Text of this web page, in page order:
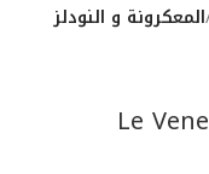
المعكرونة و النودلز
Le